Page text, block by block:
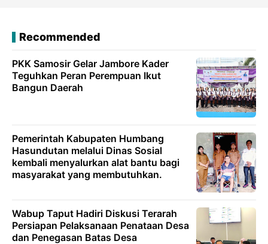
Recommended
PKK Samosir Gelar Jambore Kader
Teguhkan Peran Perempuan Ikut
Bangun Daerah
Pemerintah Kabupaten Humbang
Hasundutan melalui Dinas Sosial
kembali menyalurkan alat bantu bagi
masyarakat yang membutuhkan.
Wabup Taput Hadiri Diskusi Terarah
Persiapan Pelaksanaan Penataan Desa
dan Penegasan Batas Desa